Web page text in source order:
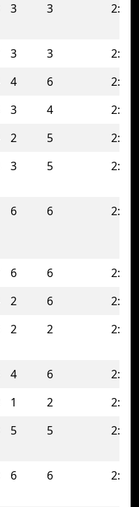
3 3
3 3
4 6
3 4
2 5
3 5
6 6
6 6
2 6
2 2
4 6
1 2
5 5
6 6